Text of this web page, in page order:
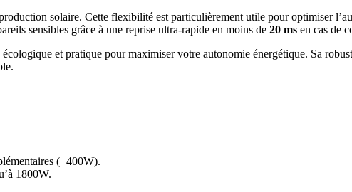
solaire. Cette flexibilité est particulièrement utile pour optimiser
sensibles grâce à une reprise ultra-rapide en moins de 20 ms en cas de
et pratique pour maximiser votre autonomie énergétique. Sa
(+400W).
1800W.